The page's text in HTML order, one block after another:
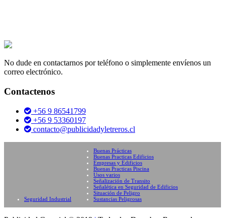
No dude en contactarnos por teléfono o simplemente envíenos un
correo electrónico.
Contactenos
+56 9 86541799
+56 9 53360197
contacto@publicidadyletreros.cl
Seguridad Industrial
Buenas Prácticas
Buenas Practicas Edificios
Empresas y Edificios
Buenas Practicas Piscina
Usos varios
Señalización de Transito
Señalética en Seguridad de Edificios
Situación de Peligro
Sustancias Peligrosas